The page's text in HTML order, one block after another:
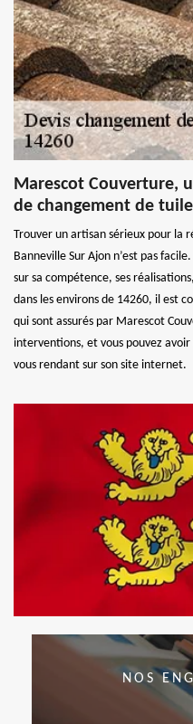
Marescot Couverture,
de changement de
Trouver un artisan sérieux pour la
Banneville Sur Ajon n’est pas
sur sa compétence, ses
dans les environs de 14260, il est
qui sont assurés par Marescot
interventions, et vous pouvez
vous rendant sur son site internet.
NOS